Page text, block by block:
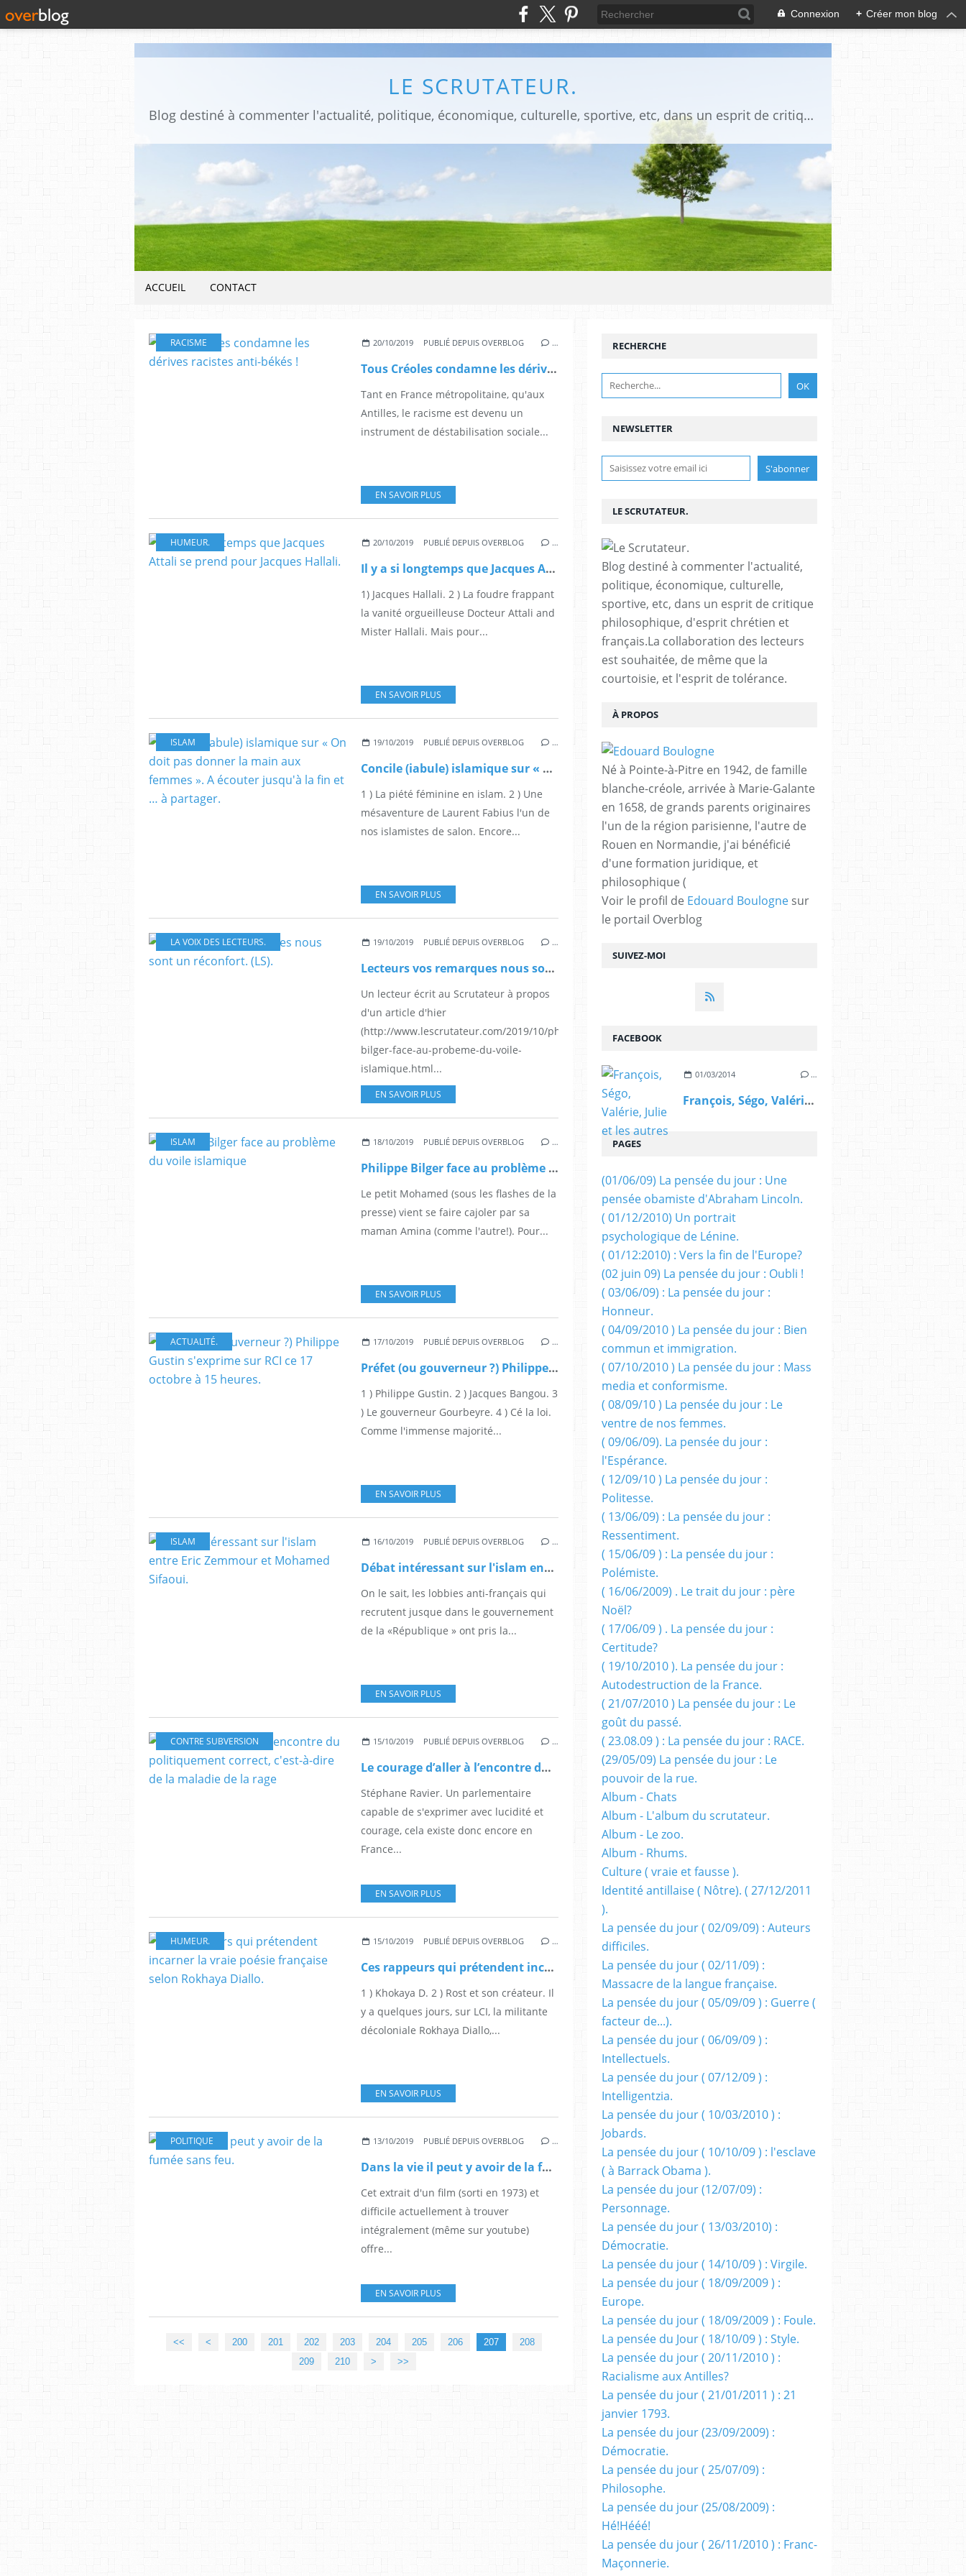
Connexion + Créer mon blog
LE SCRUTATEUR.
Blog destiné à commenter l'actualité, politique, économique, culturelle, sportive, etc, dans un esprit de critique philosophique, d'esprit chrétien et français.La collaboration des lecteurs est souhaitée, de même que la courtoisie, et l'esprit de tolérance.
ACCUEIL CONTACT
RACISME 20/10/2019 PUBLIÉ DEPUIS OVERBLOG …
Tous Créoles condamne les dérives racistes anti-békés !
Tant en France métropolitaine, qu'aux
Antilles, le racisme est devenu un
instrument de déstabilisation sociale...
EN SAVOIR PLUS
HUMEUR. 20/10/2019 PUBLIÉ DEPUIS OVERBLOG …
Il y a si longtemps que Jacques Attali se prend pour Jacques Hallali.
1) Jacques Hallali. 2 ) La foudre frappant
la vanité orgueilleuse Docteur Attali and
Mister Hallali. Mais pour...
EN SAVOIR PLUS
ISLAM 19/10/2019 PUBLIÉ DEPUIS OVERBLOG …
Concile (iabule) islamique sur « On doit pas donner la main aux femmes ». A écouter jusqu'à la fin et … à partager.
1 ) La piété féminine en islam. 2 ) Une
mésaventure de Laurent Fabius l'un de
nos islamistes de salon. Encore...
EN SAVOIR PLUS
LA VOIX DES LECTEURS. 19/10/2019 PUBLIÉ DEPUIS OVERBLOG …
Lecteurs vos remarques nous sont un réconfort. (LS).
Un lecteur écrit au Scrutateur à propos
d'un article d'hier
(http://www.lescrutateur.com/2019/10/philippe-
bilger-face-au-probeme-du-voile-
islamique.html...
EN SAVOIR PLUS
ISLAM 18/10/2019 PUBLIÉ DEPUIS OVERBLOG …
Philippe Bilger face au problème du voile islamique
Le petit Mohamed (sous les flashes de la
presse) vient se faire cajoler par sa
maman Amina (comme l'autre!). Pour...
EN SAVOIR PLUS
ACTUALITÉ. 17/10/2019 PUBLIÉ DEPUIS OVERBLOG …
Préfet (ou gouverneur ?) Philippe Gustin s'exprime sur RCI ce 17 octobre à 15 heures.
1 ) Philippe Gustin. 2 ) Jacques Bangou. 3
) Le gouverneur Gourbeyre. 4 ) Cé la loi.
Comme l'immense majorité...
EN SAVOIR PLUS
ISLAM 16/10/2019 PUBLIÉ DEPUIS OVERBLOG …
Débat intéressant sur l'islam entre Eric Zemmour et Mohamed Sifaoui.
On le sait, les lobbies anti-français qui
recrutent jusque dans le gouvernement
de la «République » ont pris la...
EN SAVOIR PLUS
CONTRE SUBVERSION 15/10/2019 PUBLIÉ DEPUIS OVERBLOG …
Le courage d’aller à l’encontre du politiquement correct, c'est-à-dire de la maladie de la rage
Stéphane Ravier. Un parlementaire
capable de s'exprimer avec lucidité et
courage, cela existe donc encore en
France...
EN SAVOIR PLUS
HUMEUR. 15/10/2019 PUBLIÉ DEPUIS OVERBLOG …
Ces rappeurs qui prétendent incarner la vraie poésie française selon Rokhaya Diallo.
1 ) Khokaya D. 2 ) Rost et son créateur. Il
y a quelques jours, sur LCI, la militante
décoloniale Rokhaya Diallo,...
EN SAVOIR PLUS
POLITIQUE 13/10/2019 PUBLIÉ DEPUIS OVERBLOG …
Dans la vie il peut y avoir de la fumée sans feu.
Cet extrait d'un film (sorti en 1973) et
difficile actuellement à trouver
intégralement (même sur youtube)
offre...
EN SAVOIR PLUS
<< < 200 201 202 203 204 205 206 207
208
209
210 220
230
240
250
260
270
280
290
300
400
500
600
700
800
900
> >>
NEWSLETTER
SUIVEZ-MOI
RECHERCHE
LE SCRUTATEUR.
Blog destiné à commenter l'actualité,
politique, économique, culturelle,
sportive, etc, dans un esprit de critique
philosophique, d'esprit chrétien et
français.La collaboration des lecteurs
est souhaitée, de même que la
courtoisie, et l'esprit de tolérance.
À PROPOS
Né à Pointe-à-Pitre en 1942, de famille
blanche-créole, arrivée à Marie-Galante
en 1658, de grands parents originaires
l'un de la région parisienne, l'autre de
Rouen en Normandie, j'ai bénéficié
d'une formation juridique, et
philosophique (
Voir le profil de Edouard Boulogne sur
le portail Overblog
FACEBOOK
01/03/2014 …
François, Ségo, Valérie, Julie et les autres
PAGES
(01/06/09) La pensée du jour : Une
pensée obamiste d'Abraham Lincoln.
( 01/12/2010) Un portrait
psychologique de Lénine.
( 01/12:2010) : Vers la fin de l'Europe?
(02 juin 09) La pensée du jour : Oubli !
( 03/06/09) : La pensée du jour :
Honneur.
( 04/09/2010 ) La pensée du jour : Bien
commun et immigration.
( 07/10/2010 ) La pensée du jour : Mass
media et conformisme.
( 08/09/10 ) La pensée du jour : Le
ventre de nos femmes.
( 09/06/09). La pensée du jour :
l'Espérance.
( 12/09/10 ) La pensée du jour :
Politesse.
( 13/06/09) : La pensée du jour :
Ressentiment.
( 15/06/09 ) : La pensée du jour :
Polémiste.
( 16/06/2009) . Le trait du jour : père
Noël?
( 17/06/09 ) . La pensée du jour :
Certitude?
( 19/10/2010 ). La pensée du jour :
Autodestruction de la France.
( 21/07/2010 ) La pensée du jour : Le
goût du passé.
( 23.08.09 ) : La pensée du jour : RACE.
(29/05/09) La pensée du jour : Le
pouvoir de la rue.
Album - Chats
Album - L'album du scrutateur.
Album - Le zoo.
Album - Rhums.
Culture ( vraie et fausse ).
Identité antillaise ( Nôtre). ( 27/12/2011
).
La pensée du jour ( 02/09/09) : Auteurs
difficiles.
La pensée du jour ( 02/11/09) :
Massacre de la langue française.
La pensée du jour ( 05/09/09 ) : Guerre (
facteur de...).
La pensée du jour ( 06/09/09 ) :
Intellectuels.
La pensée du jour ( 07/12/09 ) :
Intelligentzia.
La pensée du jour ( 10/03/2010 ) :
Jobards.
La pensée du jour ( 10/10/09 ) : l'esclave
( à Barrack Obama ).
La pensée du jour (12/07/09) :
Personnage.
La pensée du jour ( 13/03/2010) :
Démocratie.
La pensée du jour ( 14/10/09 ) : Virgile.
La pensée du jour ( 18/09/2009 ) :
Europe.
La pensée du jour ( 18/09/2009 ) : Foule.
La pensée du Jour ( 18/10/09 ) : Style.
La pensée du jour ( 20/11/2010 ) :
Racialisme aux Antilles?
La pensée du jour ( 21/01/2011 ) : 21
janvier 1793.
La pensée du jour (23/09/2009) :
Démocratie.
La pensée du jour ( 25/07/09) :
Philosophe.
La pensée du jour (25/08/2009) :
Hé!Hééé!
La pensée du jour ( 26/11/2010 ) : Franc-
Maçonnerie.